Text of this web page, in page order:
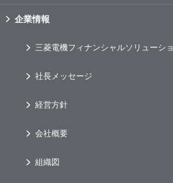
企業情報
三菱電機フィナンシャルソリューシ
社長メッセージ
経営方針
会社概要
組織図